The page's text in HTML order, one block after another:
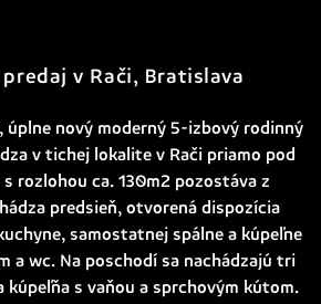
predaj v Rači, Bratislava
úplne nový moderný 5-izbový rodinný
v tichej lokalite v Rači priamo pod
s rozlohou ca. 130m2 pozostáva z
predsieň, otvorená dispozícia
samostatnej spálne a kúpeľne
a wc. Na poschodí sa nachádzajú tri
kúpeľňa s vaňou a sprchovým kútom.